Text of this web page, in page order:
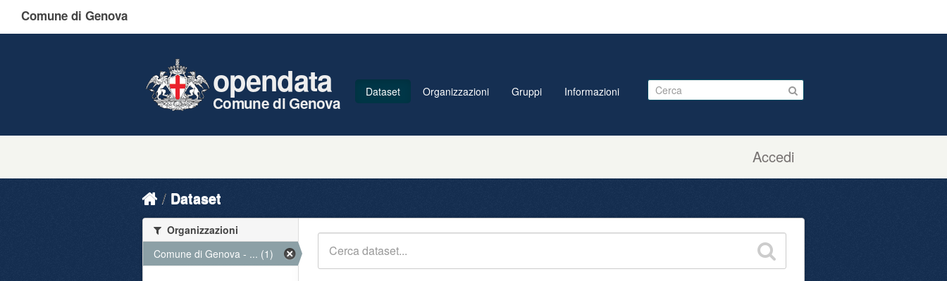
Comune di Genova
Accedi
opendata
Comune di Genova
Dataset Organizzazioni Gruppi Informazioni
Dataset
Organizzazioni
Comune di Genova - ... (1)